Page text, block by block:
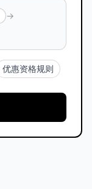
→
优惠资格规则